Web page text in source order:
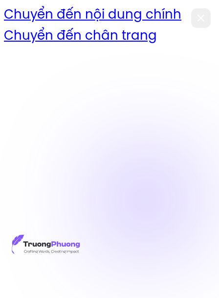
Chuyển đến nội dung chính
Chuyển đến chân trang